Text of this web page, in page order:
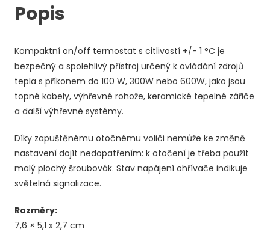
Popis
Kompaktní on/off termostat s citlivostí +/- 1 °C je
bezpečný a spolehlivý přístroj určený k ovládání zdrojů
tepla s příkonem do 100 W, 300W nebo 600W, jako jsou
topné kabely, výhřevné rohože, keramické tepelné zářiče
a další výhřevné systémy.
Díky zapuštěnému otočnému voliči nemůže ke změně
nastavení dojít nedopatřením: k otočení je třeba použít
malý plochý šroubovák. Stav napájení ohřívače indikuje
světelná signalizace.
Rozměry:
7,6 × 5,1 x 2,7 cm